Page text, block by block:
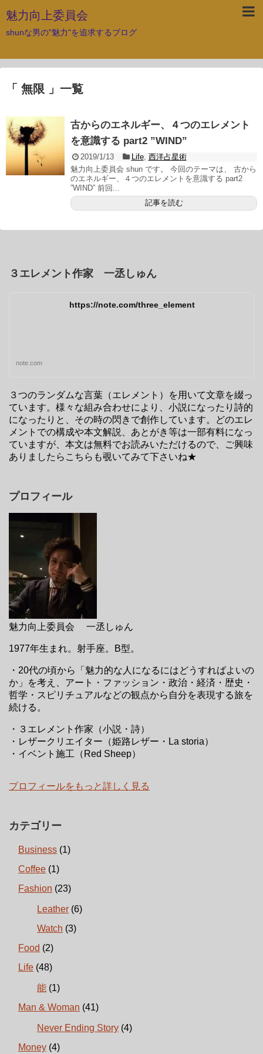
魅力向上委員会
shunな男の"魅力"を追求するブログ
「 無限 」一覧
古からのエネルギー、４つのエレメント
を意識する part2 ”WIND”
2019/1/13 Life, 西洋占星術
魅力向上委員会 shun です。 今回のテーマは、 古から
のエネルギー、４つのエレメントを意識する part2
”WIND” 前回...
記事を読む
３エレメント作家 一丞しゅん
https://note.com/three_element
note.com
３つのランダムな言葉（エレメント）を用いて文章を綴っ
ています。様々な組み合わせにより、小説になったり詩的
になったりと、その時の閃きで創作しています。どのエレ
メントでの構成や本文解説、あとがき等は一部有料になっ
ていますが、本文は無料でお読みいただけるので、ご興味
ありましたらこちらも覗いてみて下さいね★
プロフィール
魅力向上委員会 一丞しゅん
1977年生まれ。射手座。B型。
・20代の頃から「魅力的な人になるにはどうすればよいの
か」を考え、アート・ファッション・政治・経済・歴史・
哲学・スピリチュアルなどの観点から自分を表現する旅を
続ける。
・３エレメント作家（小説・詩）
・レザークリエイター（姫路レザー・La storia）
・イベント施工（Red Sheep）
プロフィールをもっと詳しく見る
カテゴリー
Business (1)
Coffee (1)
Fashion (23)
Leather (6)
Watch (3)
Food (2)
Life (48)
能 (1)
Man & Woman (41)
Never Ending Story (4)
Money (4)